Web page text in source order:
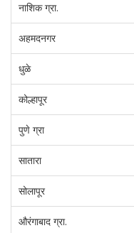
नाशिक ग्रा.
अहमदनगर
धुळे
कोल्हापूर
पुणे ग्रा
सातारा
सोलापूर
औरंगाबाद ग्रा.